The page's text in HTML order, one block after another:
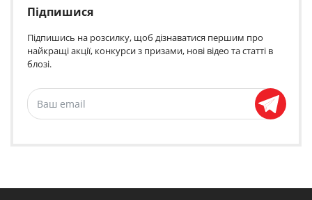
Підпишися
Підпишись на розсилку, щоб дізнаватися першим про
найкращі акції, конкурси з призами, нові відео та статті в
блозі.